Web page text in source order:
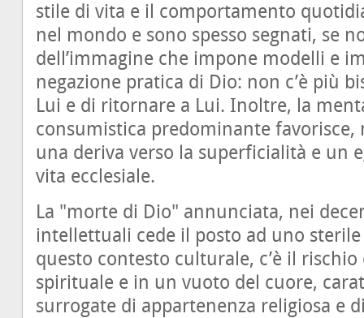
stile di vita e il comportamento
nel mondo e sono spesso segnati, se
dell’immagine che impone modelli e
negazione pratica di Dio: non c’è più
Lui e di ritornare a Lui. Inoltre, la
consumistica predominante
una deriva verso la superficialità e un
vita ecclesiale.
La "morte di Dio" annunciata, nei
intellettuali cede il posto ad uno
questo contesto culturale, c’è il
spirituale e in un vuoto del cuore,
surrogate di appartenenza religiosa e